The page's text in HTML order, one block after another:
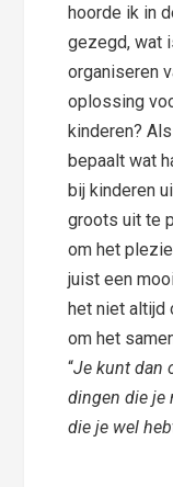
hoorde ik in
gezegd, wat
organiseren
oplossing
kinderen?
bepaalt wat
bij kinderen
groots uit te
om het
juist een
het niet altijd
om het
“Je kunt dan
dingen die je
die je wel